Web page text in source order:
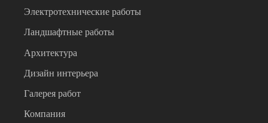
Электротехнические работы
Ландшафтные работы
Архитектура
Дизайн интерьера
Галерея работ
Компания